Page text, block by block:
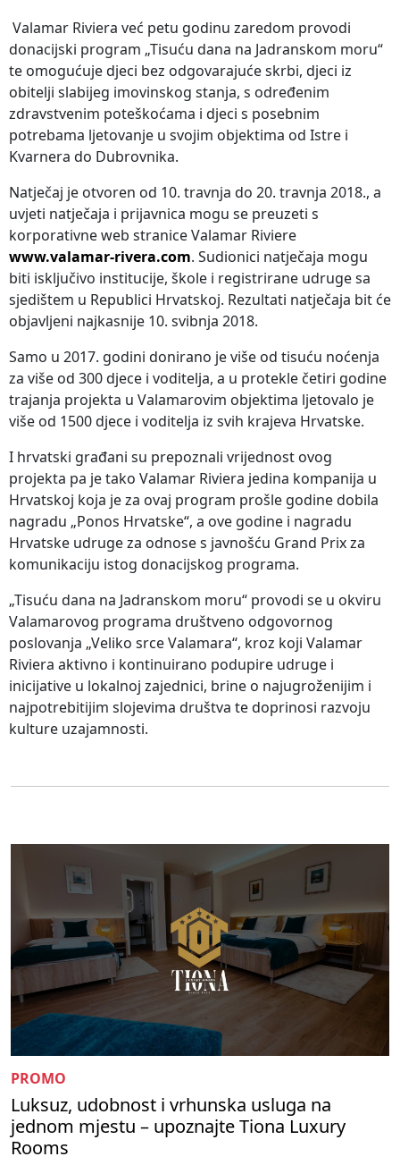
Valamar Riviera već petu godinu zaredom provodi
donacijski program „Tisuću dana na Jadranskom moru“
te omogućuje djeci bez odgovarajuće skrbi, djeci iz
obitelji slabijeg imovinskog stanja, s određenim
zdravstvenim poteškoćama i djeci s posebnim
potrebama ljetovanje u svojim objektima od Istre i
Kvarnera do Dubrovnika.
Natječaj je otvoren od 10. travnja do 20. travnja 2018., a
uvjeti natječaja i prijavnica mogu se preuzeti s
korporativne web stranice Valamar Riviere
www.valamar-rivera.com. Sudionici natječaja mogu
biti isključivo institucije, škole i registrirane udruge sa
sjedištem u Republici Hrvatskoj. Rezultati natječaja bit će
objavljeni najkasnije 10. svibnja 2018.
Samo u 2017. godini donirano je više od tisuću noćenja
za više od 300 djece i voditelja, a u protekle četiri godine
trajanja projekta u Valamarovim objektima ljetovalo je
više od 1500 djece i voditelja iz svih krajeva Hrvatske.
I hrvatski građani su prepoznali vrijednost ovog
projekta pa je tako Valamar Riviera jedina kompanija u
Hrvatskoj koja je za ovaj program prošle godine dobila
nagradu „Ponos Hrvatske“, a ove godine i nagradu
Hrvatske udruge za odnose s javnošću Grand Prix za
komunikaciju istog donacijskog programa.
„Tisuću dana na Jadranskom moru“ provodi se u okviru
Valamarovog programa društveno odgovornog
poslovanja „Veliko srce Valamara“, kroz koji Valamar
Riviera aktivno i kontinuirano podupire udruge i
inicijative u lokalnoj zajednici, brine o najugroženijim i
najpotrebitijim slojevima društva te doprinosi razvoju
kulture uzajamnosti.
PROMO
Luksuz, udobnost i vrhunska usluga na
jednom mjestu – upoznajte Tiona Luxury
Rooms